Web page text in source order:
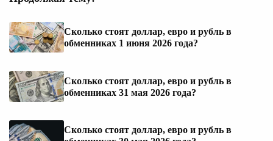
Сколько стоят доллар, евро и рубль в
обменниках 1 июня 2026 года?
Сколько стоят доллар, евро и рубль в
обменниках 31 мая 2026 года?
Сколько стоят доллар, евро и рубль в